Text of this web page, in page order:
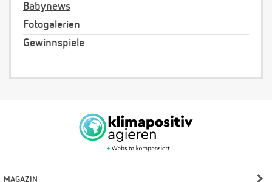
Babynews
Fotogalerien
Gewinnspiele
MAGAZIN